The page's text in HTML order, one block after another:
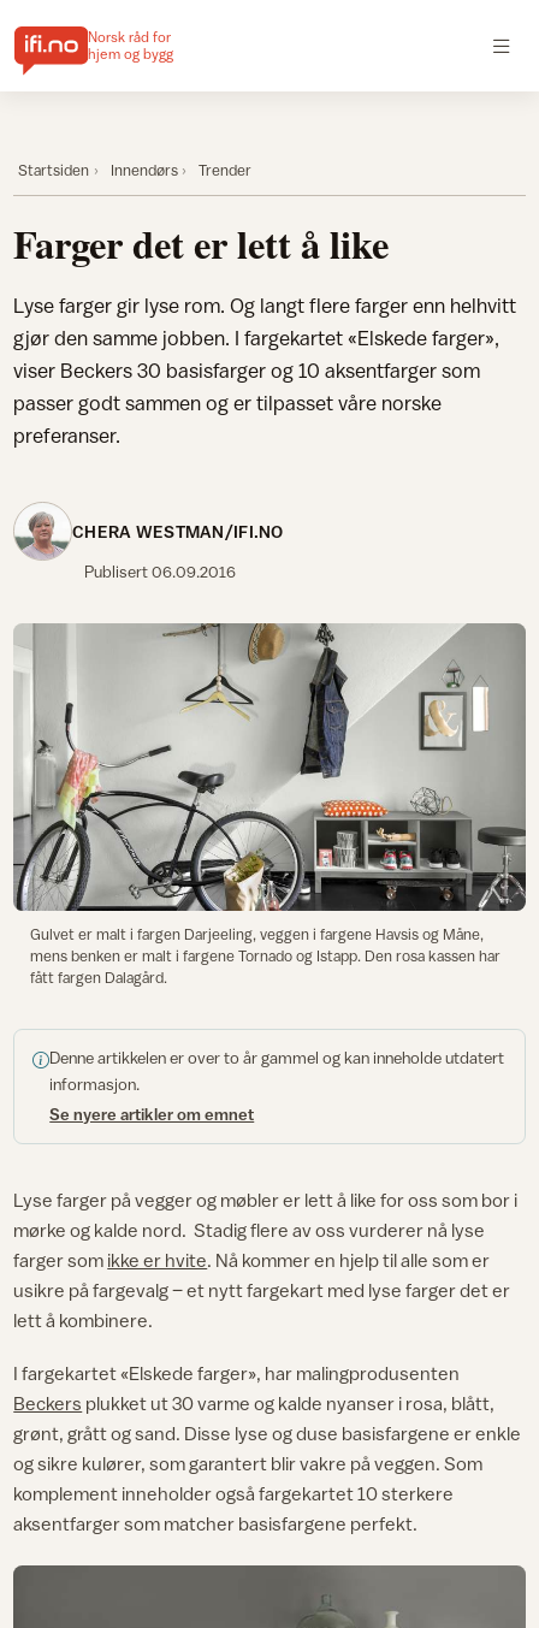
Norsk råd for
hjem og bygg
Startsiden Innendørs Trender
Farger det er lett å like
Lyse farger gir lyse rom. Og langt flere farger enn helhvitt
gjør den samme jobben. I fargekartet «Elskede farger»,
viser Beckers 30 basisfarger og 10 aksentfarger som
passer godt sammen og er tilpasset våre norske
preferanser.
CHERA WESTMAN/IFI.NO
Publisert06.09.2016
Gulvet er malt i fargen Darjeeling, veggen i fargene Havsis og Måne,
mens benken er malt i fargene Tornado og Istapp. Den rosa kassen har
fått fargen Dalagård.
Denne artikkelen er over to år gammel og kan inneholde utdatert
informasjon.
Se nyere artikler om emnet
Lyse farger på vegger og møbler er lett å like for oss som bor i
mørke og kalde nord. Stadig flere av oss vurderer nå lyse
farger som ikke er hvite. Nå kommer en hjelp til alle som er
usikre på fargevalg – et nytt fargekart med lyse farger det er
lett å kombinere.
I fargekartet «Elskede farger», har malingprodusenten
Beckers plukket ut 30 varme og kalde nyanser i rosa, blått,
grønt, grått og sand. Disse lyse og duse basisfargene er enkle
og sikre kulører, som garantert blir vakre på veggen. Som
komplement inneholder også fargekartet 10 sterkere
aksentfarger som matcher basisfargene perfekt.